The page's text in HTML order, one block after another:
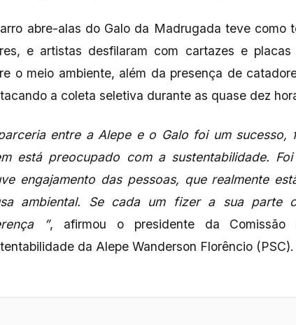
abre-alas do Galo da Madrugada teve como
e artistas desfilaram com cartazes e
o meio ambiente, além da presença de
a coleta seletiva durante as quase dez
entre a Alepe e o Galo foi um
está preocupado com a sustentabilidade.
engajamento das pessoas, que realmente
ambiental. Se cada um fizer a sua parte
”, afirmou o presidente da
da Alepe Wanderson Florêncio (PSC).